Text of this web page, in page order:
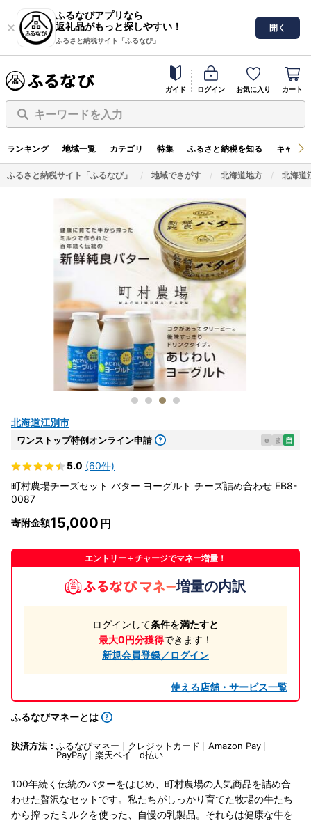
ふるなびアプリなら
返礼品がもっと探しやすい！
ふるさと納税サイト「ふるなび」
開く
ガイド ログイン お気に入り カート
キーワードを入力
ランキング 地域一覧 カテゴリ 特集 ふるさと納税を知る キャン
ふるさと納税サイト「ふるなび」 地域でさがす 北海道地方 北海道
北海道江別市
ワンストップ特例オンライン申請 e ま 自
5.0 (60件)
町村農場チーズセット バター ヨーグルト チーズ詰め合わせ EB8-
0087
寄附金額15,000
エントリー＋チャージでマネー増量！
増量の内訳
ログインして条件を満たすと
最大0円分獲得できます！
新規会員登録／ログイン
使える店舗・サービス一覧
ふるなびマネーとは
決済方法： ふるなびマネー クレジットカード
Amazon Pay
PayPay
楽天ペイ d払い
100年続く伝統のバターをはじめ、町村農場の人気商品を詰め合
わせた贅沢なセットです。私たちがしっかり育てた牧場の牛たち
から搾ったミルクを使った、自慢の乳製品。それらは健康な牛を